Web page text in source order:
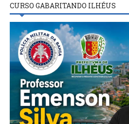
CURSO GABARITANDO ILHÉUS